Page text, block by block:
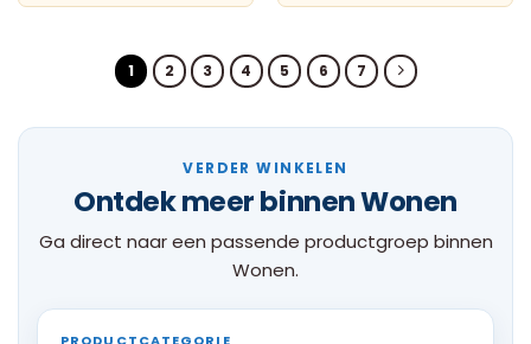
1 2 3 4 5 6 7
VERDER WINKELEN
Ontdek meer binnen Wonen
Ga direct naar een passende productgroep binnen
Wonen.